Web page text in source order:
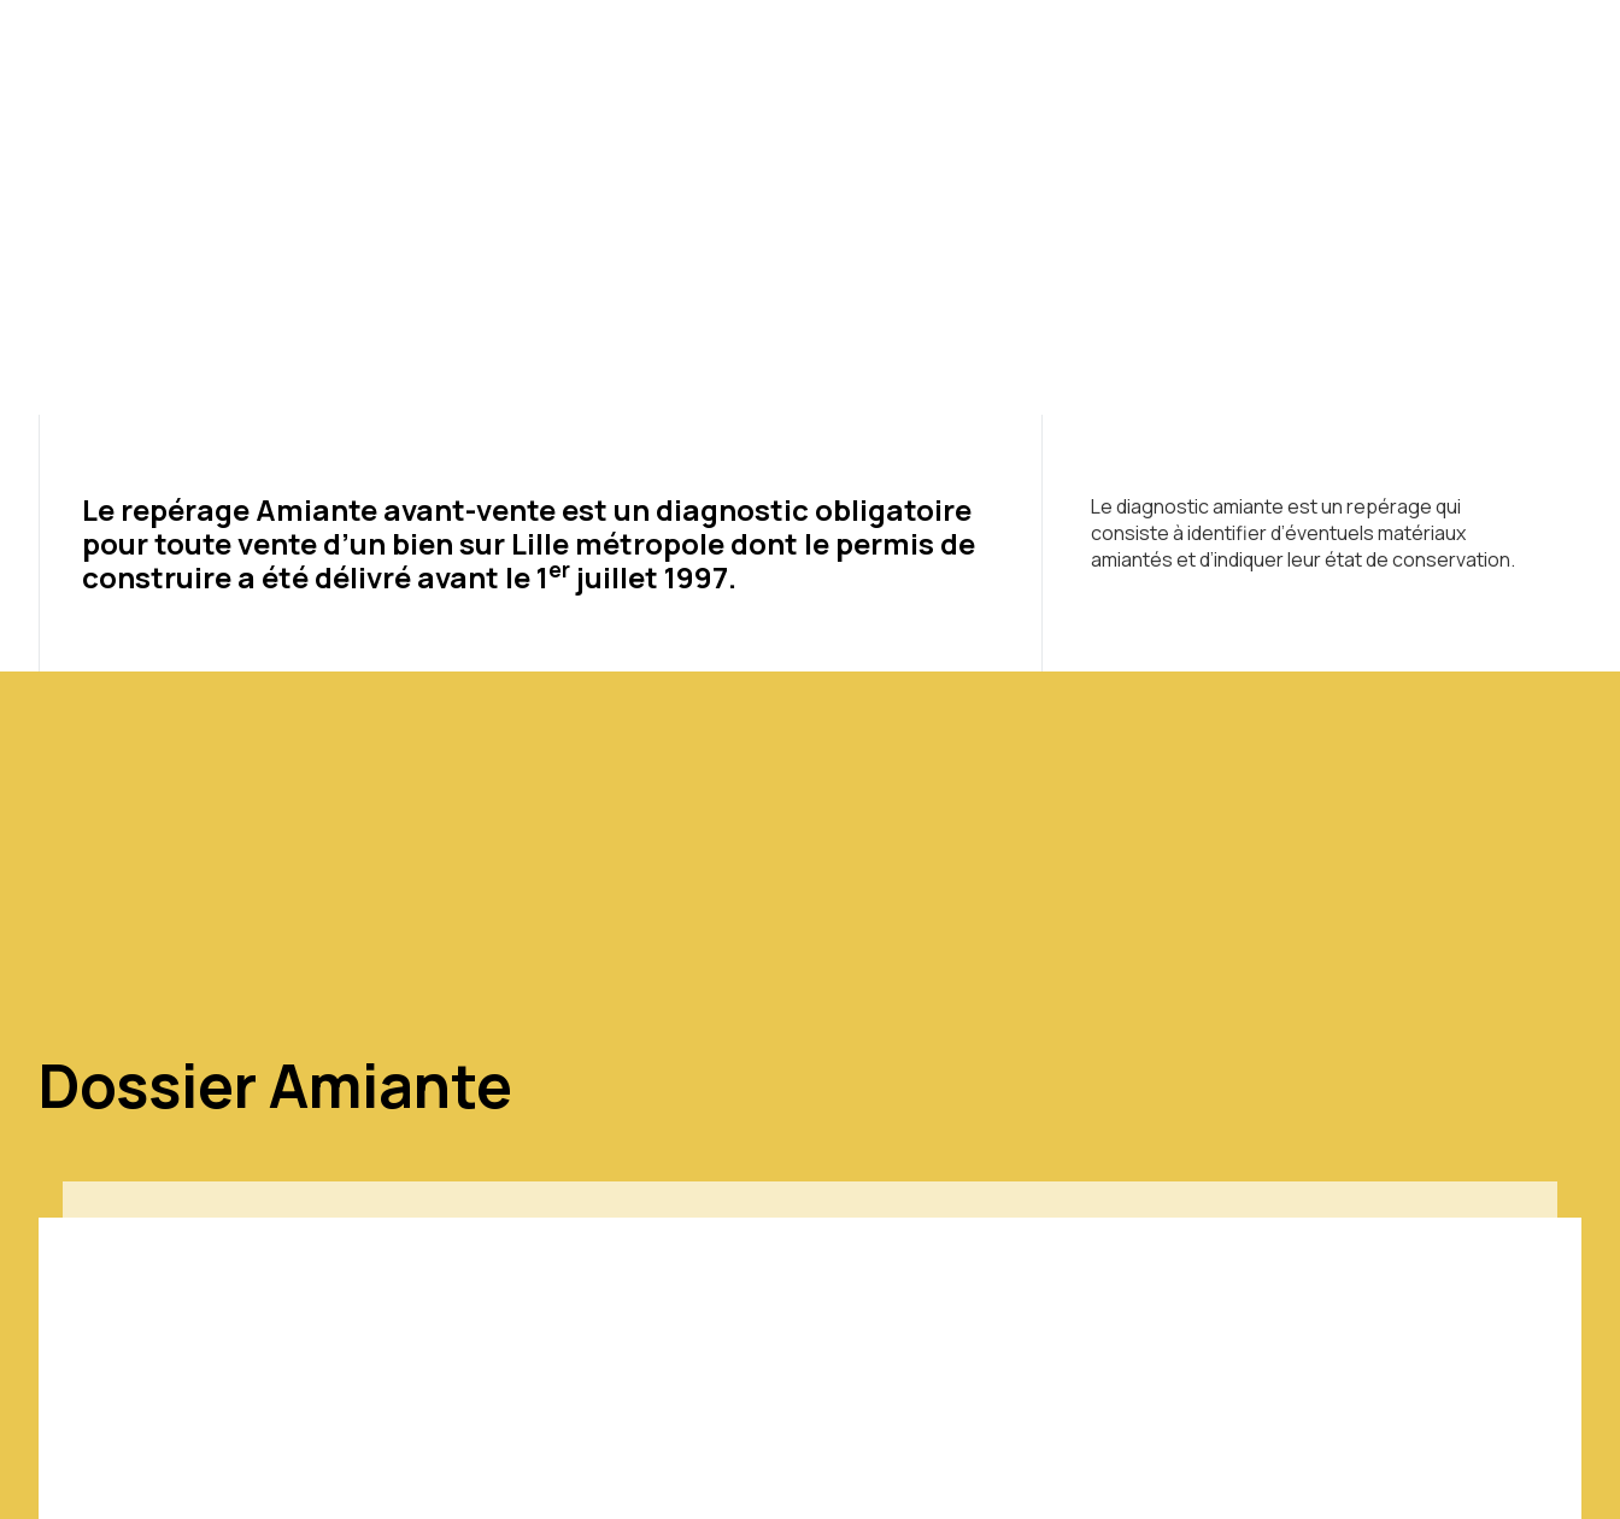
Le repérage Amiante avant-vente est un diagnostic obligatoire
pour toute vente d’un bien sur Lille métropole dont le permis de
construire a été délivré avant le 1er juillet 1997.
Le diagnostic amiante est un repérage qui
consiste à identifier d’éventuels matériaux
amiantés et d’indiquer leur état de conservation.
Dossier Amiante